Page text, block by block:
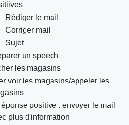
Rédiger le mail
Corriger mail
Sujet
un speech
les magasins
voir les magasins/appeler les
positive : envoyer le mail
plus d'information